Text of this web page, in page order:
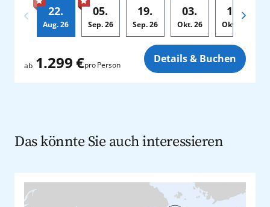
22.
Aug. 26
05.
Sep.26
19.
Sep.26
03.
Okt.26
17.
Okt.
ab 1.299 €pro Person Details & Buchen
Das könnte Sie auch interessieren